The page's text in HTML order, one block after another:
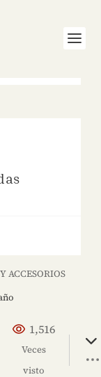
ACCESORIOS
1,516
Veces
visto